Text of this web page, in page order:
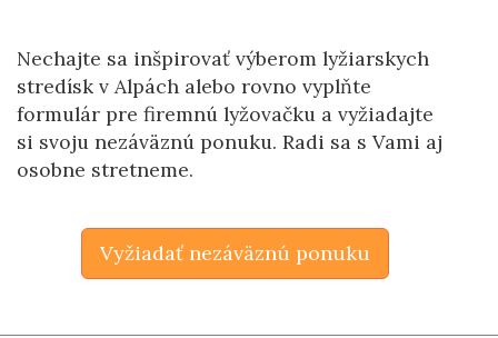
Nechajte sa inšpirovať výberom lyžiarskych
stredísk v Alpách alebo rovno vyplňte
formulár pre firemnú lyžovačku a vyžiadajte
si svoju nezáväznú ponuku. Radi sa s Vami aj
osobne stretneme.
Vyžiadať nezáväznú ponuku